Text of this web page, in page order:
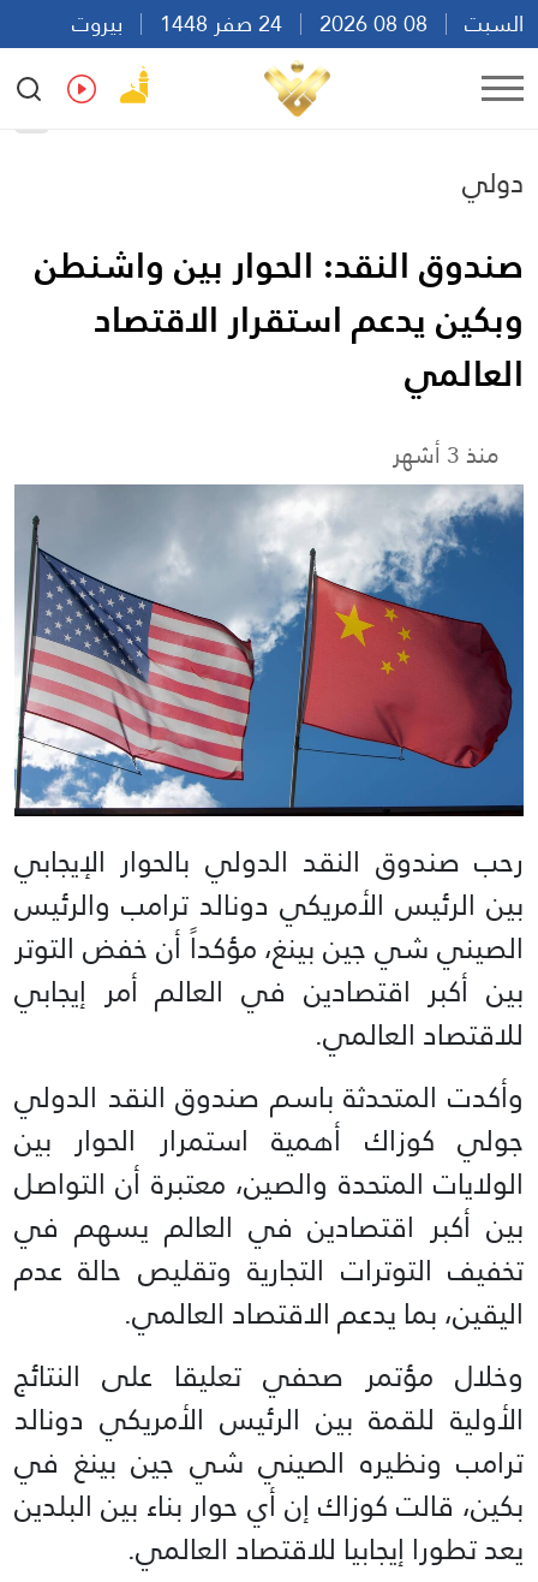
السبت
بيروت
21:23
Ar
دولي
صندوق النقد: الحوار بين واشنطن
وبكين يدعم استقرار الاقتصاد
العالمي
منذ 3 أشهر
رحب صندوق النقد الدولي بالحوار الإيجابي
بين الرئيس الأمريكي دونالد ترامب والرئيس
الصيني شي جين بينغ، مؤكداً أن خفض التوتر
بين أكبر اقتصادين في العالم أمر إيجابي
للاقتصاد العالمي.
وأكدت المتحدثة باسم صندوق النقد الدولي
جولي كوزاك أهمية استمرار الحوار بين
الولايات المتحدة والصين، معتبرة أن التواصل
بين أكبر اقتصادين في العالم يسهم في
تخفيف التوترات التجارية وتقليص حالة عدم
اليقين، بما يدعم الاقتصاد العالمي.
وخلال مؤتمر صحفي تعليقا على النتائج
الأولية للقمة بين الرئيس الأمريكي دونالد
ترامب ونظيره الصيني شي جين بينغ في
بكين، قالت كوزاك إن أي حوار بناء بين البلدين
يعد تطورا إيجابيا للاقتصاد العالمي.